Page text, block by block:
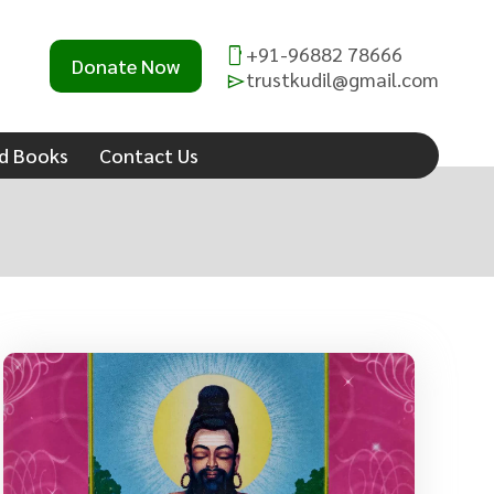
Donate Now
+91-96882 78666
trustkudil@gmail.com
Books Contact Us